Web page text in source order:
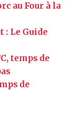
au Four à la
: Le Guide
temps de
de